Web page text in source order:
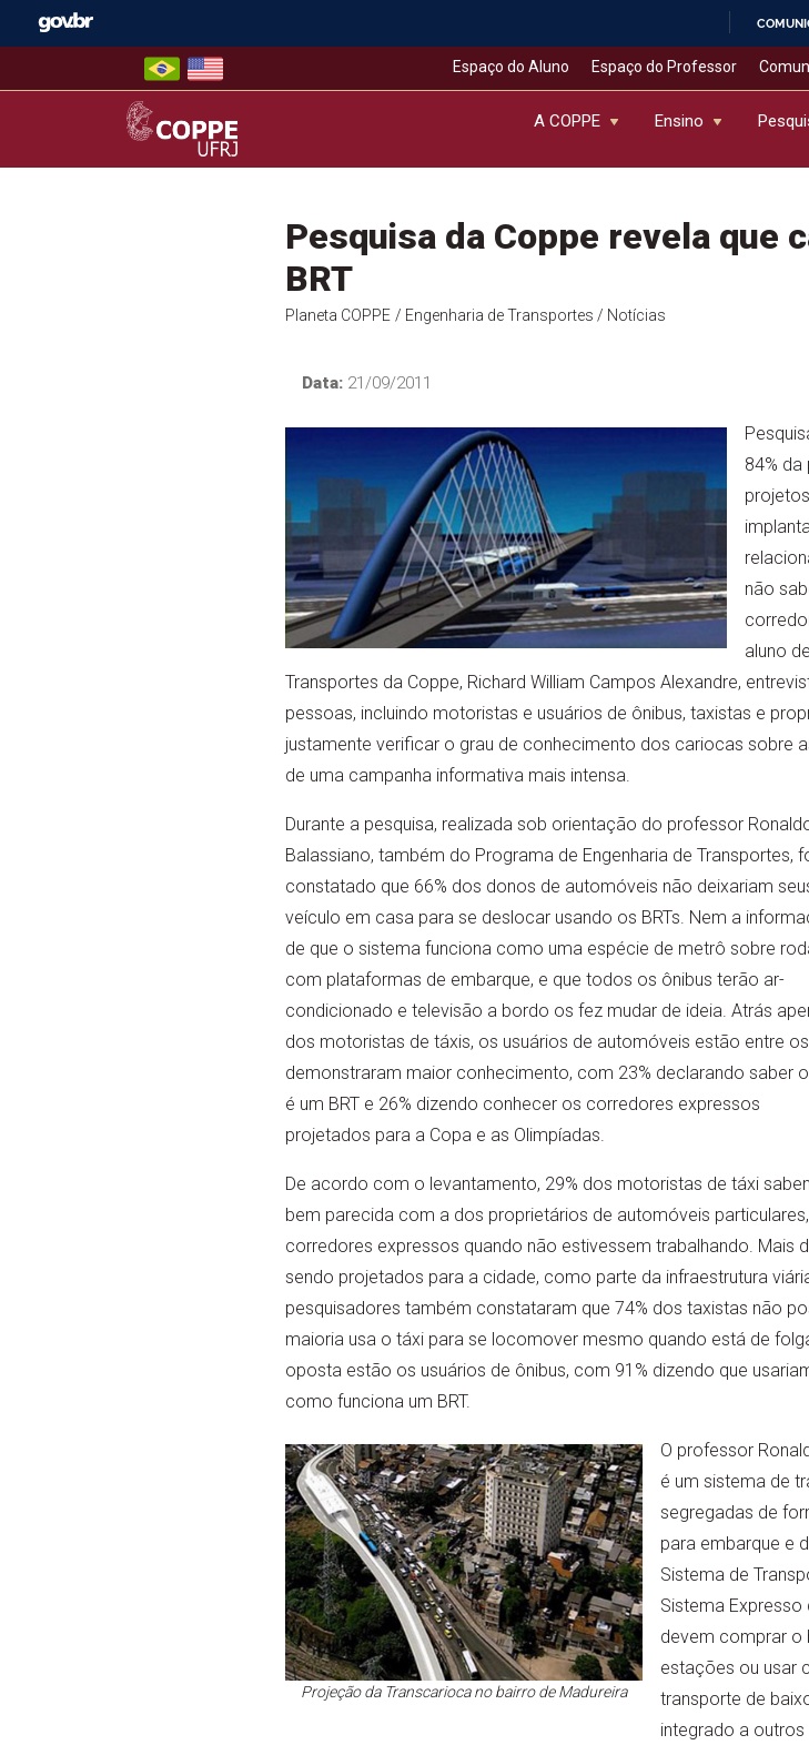
Espaço do Aluno Espaço do Professor
COPPE – UFRJ
A COPPE Ensino
Pesquisa da Coppe revela que
BRT
Planeta COPPE / Engenharia de Transportes / Notícias
Data:21/09/2011
84%
não
aluno
Transportes da Coppe, Richard William Campos Alexandre,
pessoas, incluindo motoristas e usuários de ônibus, taxistas e
justamente verificar o grau de conhecimento dos cariocas sobre
de uma campanha informativa mais intensa.
Durante a pesquisa, realizada sob orientação do professor
Balassiano, também do Programa de Engenharia de Transportes,
constatado que 66% dos donos de automóveis não deixariam
veículo em casa para se deslocar usando os BRTs. Nem a
de que o sistema funciona como uma espécie de metrô sobre
com plataformas de embarque, e que todos os ônibus terão ar-
condicionado e televisão a bordo os fez mudar de ideia. Atrás
dos motoristas de táxis, os usuários de automóveis estão entre
demonstraram maior conhecimento, com 23% declarando saber
é um BRT e 26% dizendo conhecer os corredores expressos
projetados para a Copa e as Olimpíadas.
De acordo com o levantamento, 29% dos motoristas de táxi
bem parecida com a dos proprietários de automóveis
corredores expressos quando não estivessem trabalhando. Mais
sendo projetados para a cidade, como parte da infraestrutura
pesquisadores também constataram que 74% dos taxistas não
maioria usa o táxi para se locomover mesmo quando está de
oposta estão os usuários de ônibus, com 91% dizendo que
como funciona um BRT.
Projeção da Transcarioca no bairro de Madureira
O professor
é um sistema de
segregadas de
para embarque e
Sistema de
Sistema Expresso
devem comprar o
estações ou usar
transporte de
integrado a